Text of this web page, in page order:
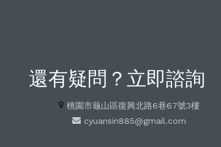
還有疑問？立即諮詢
桃園市龜山區復興北路6巷67號3樓
cyuansin885@gmail.com